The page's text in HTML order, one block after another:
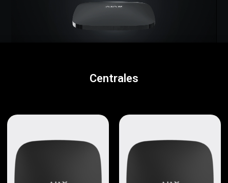
Centrales